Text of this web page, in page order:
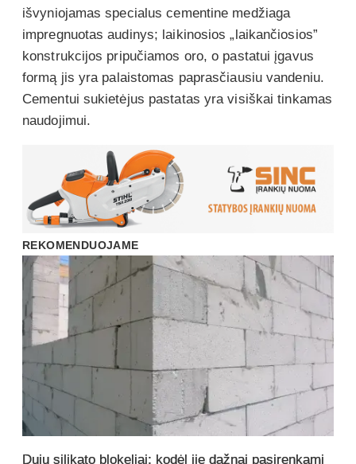
išvyniojamas specialus cementine medžiaga
impregnuotas audinys; laikinosios „laikančiosios”
konstrukcijos pripučiamos oro, o pastatui įgavus
formą jis yra palaistomas paprasčiausiu vandeniu.
Cementui sukietėjus pastatas yra visiškai tinkamas
naudojimui.
REKOMENDUOJAME
Dujų silikato blokeliai: kodėl jie dažnai pasirenkami